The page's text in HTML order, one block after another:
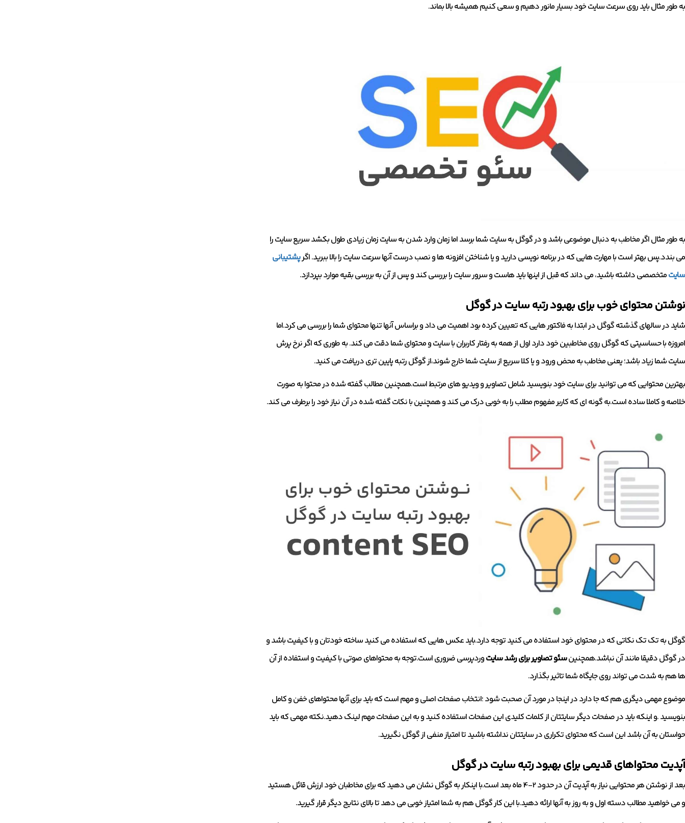
به طور مثال باید روی سرعت سایت خود بسیار مانور دهیم و سعی کنیم همیشه بالا بماند.
به طور مثال اگر مخاطب به دنبال موضوعی باشد و در گوگل به سایت شما برسد اما زمان وارد شدن به سایت زمان زیادی طول بکشد سریع سایت را
می بندد.پس بهتر است با مهارت هایی که در برنامه نویسی دارید و یا شناختن افزونه ها و نصب درست آنها سرعت سایت را بالا ببرید. اگرپشتیبانی
سایتمتخصصی داشته باشید، می داند که قبل از اینها باید هاست و سرور سایت را بررسی کند و پس از آن به بررسی بقیه موارد بپردازد.
نوشتن محتوای خوب برای بهبود رتبه سایت در گوگل
شاید در سالهای گذشته گوگل در ابتدا به فاکتور هایی که تعیین کرده بود اهمیت می داد و براساس آنها تنها محتوای شما را بررسی می کرد.اما
امروزه با حساسیتی که گوگل روی مخاطبین خود دارد اول از همه به رفتار کاربران با سایت و محتوای شما دقت می کند. به طوری که اگر نرخ پرش
سایت شما زیاد باشد؛ یعنی مخاطب به محض ورود و یا کلا سریع از سایت شما خارج شوند،از گوگل رتبه پایین تری دریافت می کنید.
بهترین محتوایی که می توانید برای سایت خود بنویسید شامل تصاویر و ویدیو های مرتبط است.همچنین مطالب گفته شده در محتوا به صورت
خلاصه و کاملا ساده است.به گونه ای که کاربر مفهوم مطلب را به خوبی درک می کند و همچنین با نکات گفته شده در آن نیاز خود را برطرف می کند.
گوگل به تک تک نکاتی که در محتوای خود استفاده می کنید توجه دارد.باید عکس هایی که استفاده می کنید ساخته خودتان و با کیفیت باشد و
در گوگل دقیقا مانند آن نباشد.همچنینسئو تصاویر برای رشد سایتوردپرسی ضروری است.توجه به محتواهای صوتی با کیفیت و استفاده از آن
ها هم به شدت می تواند روی جایگاه شما تاثیر بگذارد.
موضوع مهمی دیگری هم که جا دارد در اینجا در مورد آن صحبت شود ؛انتخاب صفحات اصلی و مهم است که باید برای آنها محتواهای خفن و کامل
بنویسید .و اینکه باید در صفحات دیگر سایتتان از کلمات کلیدی این صفحات استفاده کنید و به این صفحات مهم لینک دهید.نکته مهمی که باید
حواستان به آن باشد این است که محتوای تکراری در سایتتان نداشته باشید تا امتیاز منفی از گوگل نگیرید.
آپدیت محتواهای قدیمی برای بهبود رتبه سایت در گوگل
بعد از نوشتن هر محتوایی نیاز به آپدیت آن در حدود 2-4 ماه بعد است.با اینکار به گوگل نشان می دهید که برای مخاطبان خود ارزش قائل هستید
و می خواهید مطالب دسته اول و به روز به آنها ارائه دهید.با این کار گوگل هم به شما امتیاز خوبی می دهد تا بالای نتایج دیگر قرار گیرید.